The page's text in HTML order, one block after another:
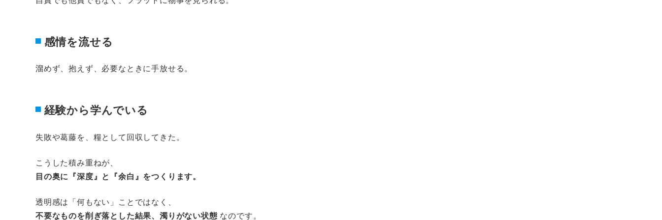
感情を流せる
溜めず、抱えず、必要なときに手放せる。
経験から学んでいる
失敗や葛藤を、糧として回収してきた。
こうした積み重ねが、
目の奥に『深度』と『余白』をつくります。
透明感は「何もない」ことではなく、
不要なものを削ぎ落とした結果、濁りがない状態 なのです。